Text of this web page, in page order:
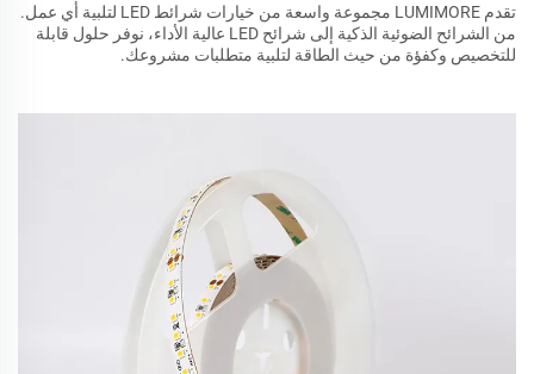
تقدم LUMIMORE مجموعة واسعة من خيارات شرائط LED لتلبية أي عمل.
من الشرائح الضوئية الذكية إلى شرائح LED عالية الأداء، نوفر حلول قابلة
للتخصيص وكفؤة من حيث الطاقة لتلبية متطلبات مشروعك.